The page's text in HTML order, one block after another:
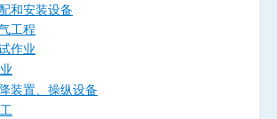
和安装设备
工程
作业
装置、操纵设备